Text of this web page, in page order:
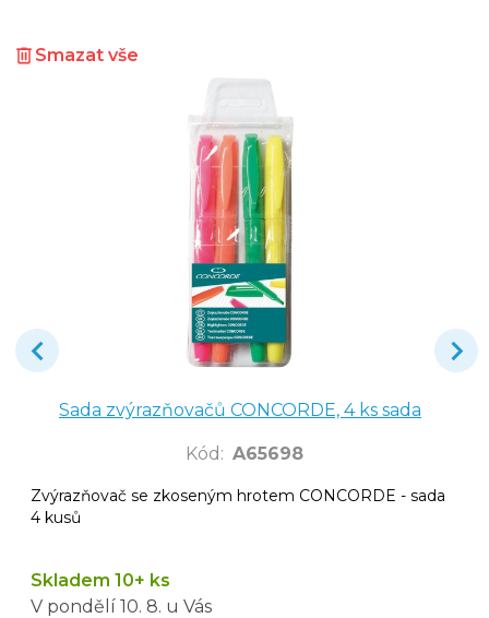
Smazat vše
Sada zvýrazňovačů CONCORDE, 4 ks sada
Kód : A65698
Zvýrazňovač se zkoseným hrotem CONCORDE - sada
4 kusů
Skladem 10+ ks
V pondělí 10. 8. u Vás